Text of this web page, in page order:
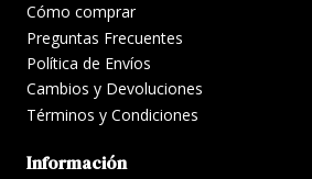
Cómo comprar
Preguntas Frecuentes
Política de Envíos
Cambios y Devoluciones
Términos y Condiciones
Información